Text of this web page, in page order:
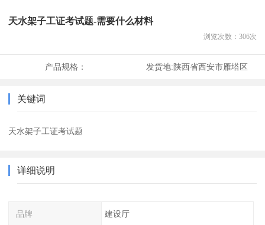
天水架子工证考试题-需要什么材料
浏览次数： 306次
产品规格： 发货地:陕西省西安市雁塔区
关键词
天水架子工证考试题
详细说明
品牌 建设厅